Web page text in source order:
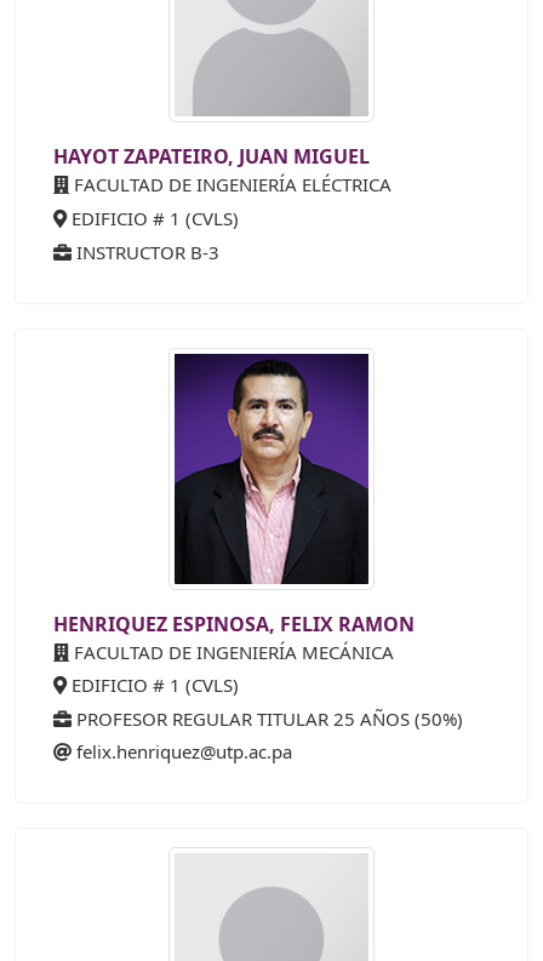
HAYOT ZAPATEIRO, JUAN MIGUEL
FACULTAD DE INGENIERÍA ELÉCTRICA
EDIFICIO # 1 (CVLS)
INSTRUCTOR B-3
HENRIQUEZ ESPINOSA, FELIX RAMON
FACULTAD DE INGENIERÍA MECÁNICA
EDIFICIO # 1 (CVLS)
PROFESOR REGULAR TITULAR 25 AÑOS (50%)
felix.henriquez@utp.ac.pa